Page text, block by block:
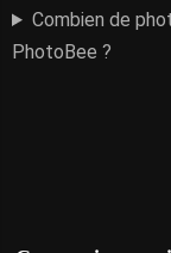
Combien de
PhotoBee ?